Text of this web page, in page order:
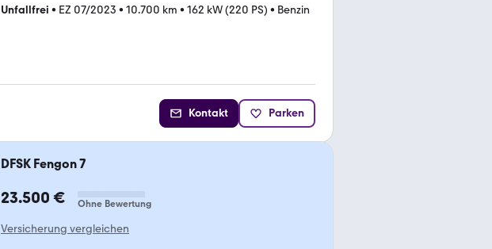
Unfallfrei • EZ 07/2023 • 10.700 km • 162 kW (220 PS) • Benzin
Kontakt Parken
DFSK Fengon 7
23.500 € Ohne Bewertung
Versicherung vergleichen